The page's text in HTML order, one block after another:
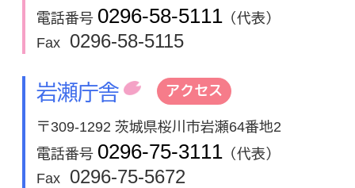
電話番号 0296-58-5111 （代表）
Fax
0296-58-5115
岩瀬庁舎 アクセス
〒309-1292 茨城県桜川市岩瀬64番地2
電話番号 0296-75-3111 （代表）
Fax
0296-75-5672